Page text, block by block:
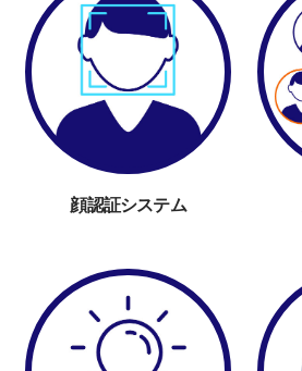
顔認証システム